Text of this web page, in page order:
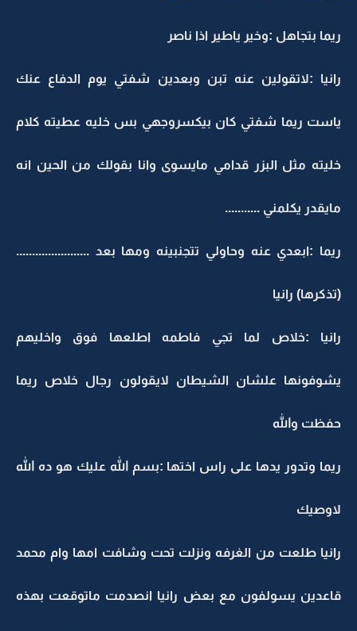
ريما بتجاهل :وخير ياطير اذا ناصر
رانيا :لاتقولين عنه تبن وبعدين شفتي يوم الدفاع عنك
ياست ريما شفتي كان بيكسروجهي بس خليه عطيته كلام
خليته مثل البزر قدامي مايسوى وانا بقولك من الحين انه
مايقدر يكلمني ...........
ريما :ابعدي عنه وحاولي تتجنبينه ومها بعد .......................
(تذكرها) رانيا
رانيا :خلاص لما تجي فاطمه اطلعها فوق واخليهم
يشوفونها علشان الشيطان لايقولون رجال خلاص ريما
حفظت والله
ريما وتدور يدها على راس اختها :بسم الله عليك هو ده الله
لاوصيك
رانيا طلعت من الغرفه ونزلت تحت وشافت امها وام محمد
قاعدين يسولفون مع بعض رانيا انصدمت ماتوقعت بهذه